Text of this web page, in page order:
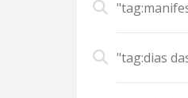
"tag:dias